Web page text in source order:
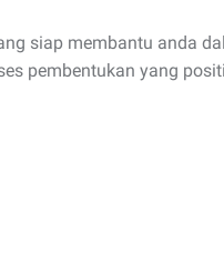
siap membantu anda
pembentukan yang